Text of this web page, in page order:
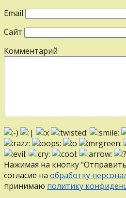
Email
Сайт
Комментарий
Нажимая на кнопку
согласие на обработку
принимаю политику